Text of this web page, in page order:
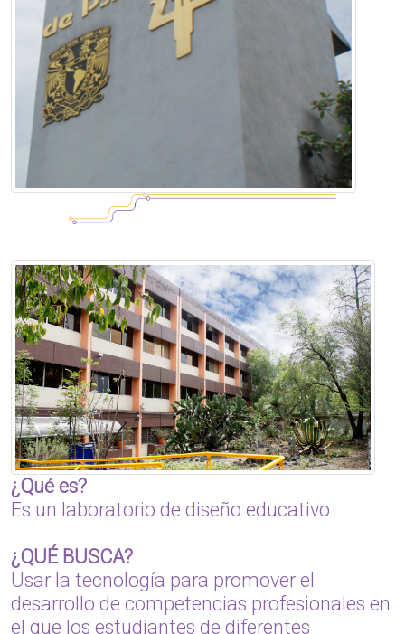
¿Qué es?
Es un laboratorio de diseño educativo
¿QUÉ BUSCA?
Usar la tecnología para promover el
desarrollo de competencias profesionales en
el que los estudiantes de diferentes